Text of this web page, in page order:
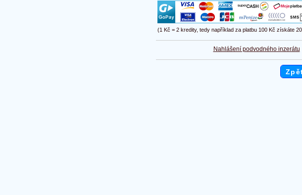
(1 Kč = 2 kredity, tedy například za platbu 100 Kč získáte
Nahlášení podvodného inzerátu